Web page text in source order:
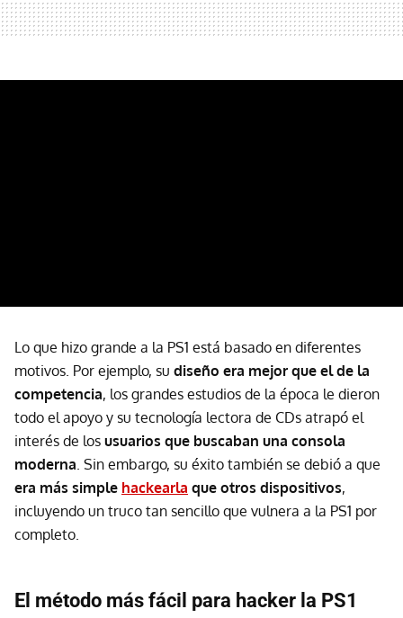
Lo que hizo grande a la PS1 está basado en diferentes
motivos. Por ejemplo, su diseño era mejor que el de la
competencia, los grandes estudios de la época le dieron
todo el apoyo y su tecnología lectora de CDs atrapó el
interés de los usuarios que buscaban una consola
moderna. Sin embargo, su éxito también se debió a que
era más simple hackearla que otros dispositivos,
incluyendo un truco tan sencillo que vulnera a la PS1 por
completo.
El método más fácil para hacker la PS1